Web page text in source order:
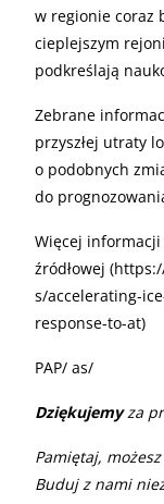
w regionie coraz
cieplejszym
podkreślają
Zebrane
przyszłej utraty
o podobnych
do
Więcej
źródłowej
s/accelerating-
response-to-at)
PAP/ as/
Dziękujemyza
Pamiętaj,
Buduj z nami